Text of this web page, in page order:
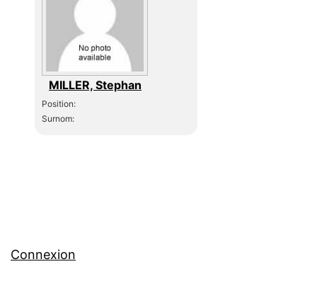
MILLER, Stephan
Position:
Surnom:
Connexion